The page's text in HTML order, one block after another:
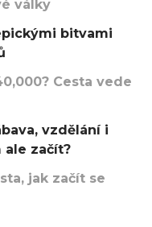
války
bitvami
Cesta vede
vzdělání i
ale začít?
jak začít se